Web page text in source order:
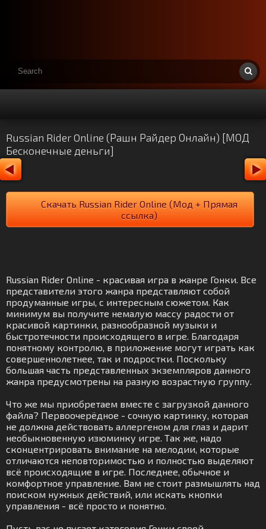
Russian Rider Online (Рашн Райдер Онлайн) [МОД
Бесконечные деньги]
Скачать Russian Rider Online (Мод + Прямая
ссылка)
Russian Rider Online - красивая игра в жанре Гонки. Все
представители этого жанра представляют собой
продуманные игры, с интересным сюжетом. Как
минимум вы получите немалую массу радости от
красивой картинки, разнообразной музыки и
быстротечности происходящего в игре. Благодаря
понятному контролю, в приложение могут играть как
совершеннолетнее, так и подростки. Поскольку
большая часть представленных экземпляров данного
жанра предусмотрены на разную возрастную группу.
Что же мы приобретаем вместе с загрузкой данного
файла? Первоочерёдное - сочную картинку, которая
не должна действовать аллергеном для глаз и дарит
необыкновенную изюминку игре. Так же, надо
сконцентрировать внимание на мелодии, которые
отличаются неповторимостью и полностью выделяют
всё происходящие в игре. Последнее, обычное и
комфортное управление. Вам не стоит размышлять над
поиском нужных действий, или искать кнопки
управления - всё просто и понятно.